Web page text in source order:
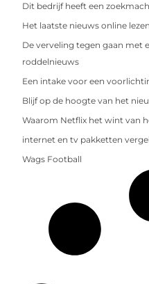
Dit bedrijf heeft een
Het laatste nieuws online lezen
De verveling tegen gaan met
roddelnieuws
Een intake voor een
Blijf op de hoogte van het
Waarom Netflix het wint van
internet en tv pakketten
Wags Football